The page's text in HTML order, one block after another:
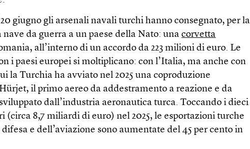
giugno gli arsenali navali turchi hanno consegnato, per la
da guerra a un paese della Nato: unacorvetta
all’interno di un accordo da 223 milioni di euro. Le
i paesi europei si moltiplicano: con l’Italia, ma anche con
la Turchia ha avviato nel 2025 una coproduzione
il primo aereo da addestramento a reazione e da
dall’industria aeronautica turca. Toccando i dieci
(circa 8,7 miliardi di euro) nel 2025, le esportazioni turche
e dell’aviazione sono aumentate del 45 per cento in